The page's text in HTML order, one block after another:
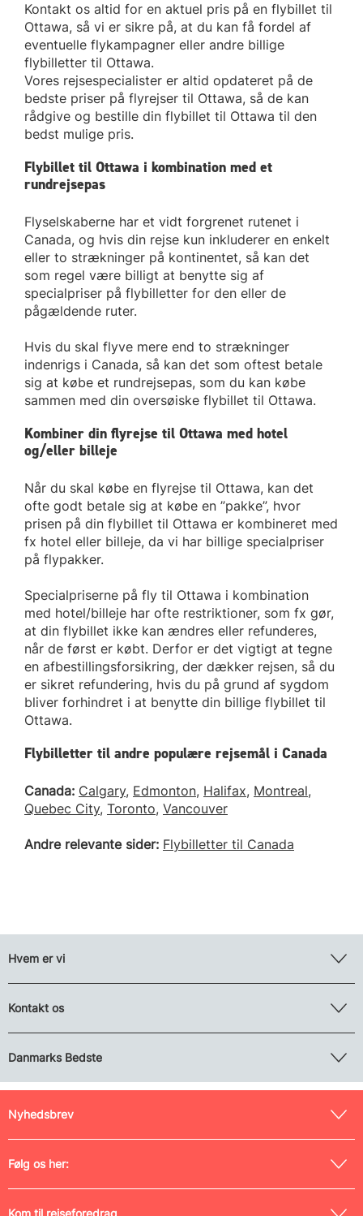
Kontakt os altid for en aktuel pris på en flybillet til
Ottawa, så vi er sikre på, at du kan få fordel af
eventuelle flykampagner eller andre billige
flybilletter til Ottawa.
Vores rejsespecialister er altid opdateret på de
bedste priser på flyrejser til Ottawa, så de kan
rådgive og bestille din flybillet til Ottawa til den
bedst mulige pris.
Flybillet til Ottawa i kombination med et
rundrejsepas
Flyselskaberne har et vidt forgrenet rutenet i
Canada, og hvis din rejse kun inkluderer en enkelt
eller to strækninger på kontinentet, så kan det
som regel være billigt at benytte sig af
specialpriser på flybilletter for den eller de
pågældende ruter.
Hvis du skal flyve mere end to strækninger
indenrigs i Canada, så kan det som oftest betale
sig at købe et rundrejsepas, som du kan købe
sammen med din oversøiske flybillet til Ottawa.
Kombiner din flyrejse til Ottawa med hotel
og/eller billeje
Når du skal købe en flyrejse til Ottawa, kan det
ofte godt betale sig at købe en ”pakke”, hvor
prisen på din flybillet til Ottawa er kombineret med
fx hotel eller billeje, da vi har billige specialpriser
på flypakker.
Specialpriserne på fly til Ottawa i kombination
med hotel/billeje har ofte restriktioner, som fx gør,
at din flybillet ikke kan ændres eller refunderes,
når de først er købt. Derfor er det vigtigt at tegne
en afbestillingsforsikring, der dækker rejsen, så du
er sikret refundering, hvis du på grund af sygdom
bliver forhindret i at benytte din billige flybillet til
Ottawa.
Flybilletter til andre populære rejsemål i Canada
Canada: Calgary, Edmonton, Halifax, Montreal,
Quebec City, Toronto, Vancouver
Andre relevante sider: Flybilletter til Canada
Hvem er vi
Kontakt os
Danmarks Bedste
Nyhedsbrev
Følg os her:
Kom til rejseforedrag